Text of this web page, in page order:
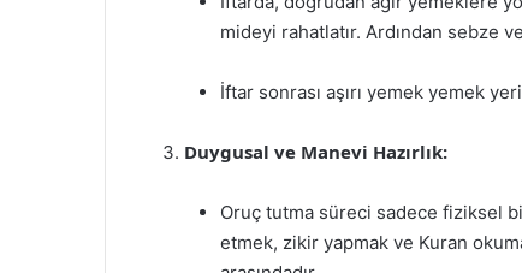
mideyi rahatlatır. Ardından sebze
İftar sonrası aşırı yemek yemek
Duygusal ve Manevi Hazırlık:
Oruç tutma süreci sadece fiziksel
etmek, zikir yapmak ve Kuran